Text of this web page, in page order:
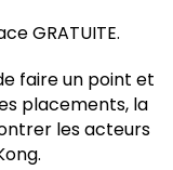
GRATUITE.
faire un point et
placements, la
les acteurs